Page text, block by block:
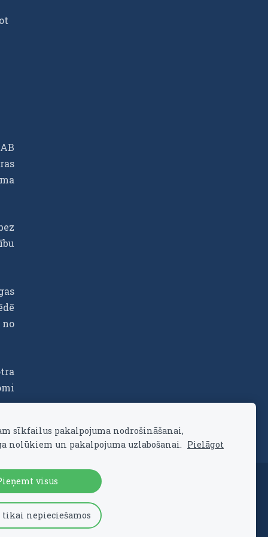
sīkfailus pakalpojuma nodrošināšanai,
nolūkiem un pakalpojuma uzlabošanai. Pielāgot
visus
tikai nepieciešamos